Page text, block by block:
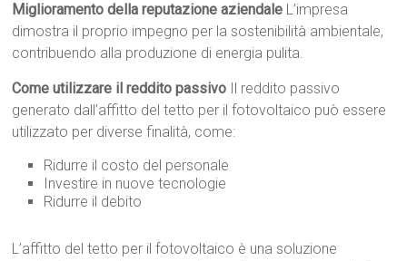
Miglioramento della reputazione aziendale L’impresa
dimostra il proprio impegno per la sostenibilità ambientale,
contribuendo alla produzione di energia pulita.
Come utilizzare il reddito passivo Il reddito passivo
generato dall’affitto del tetto per il fotovoltaico può essere
utilizzato per diverse finalità, come:
Ridurre il costo del personale
Investire in nuove tecnologie
Ridurre il debito
L’affitto del tetto per il fotovoltaico è una soluzione